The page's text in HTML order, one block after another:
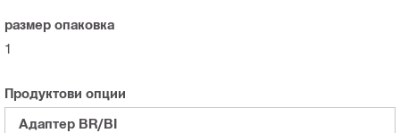
размер опаковка
1
Продуктови опции
Адаптер BR/BI